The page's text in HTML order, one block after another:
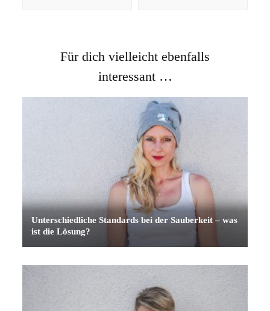
Für dich vielleicht ebenfalls
interessant …
Unterschiedliche Standards bei der Sauberkeit – was
ist die Lösung?